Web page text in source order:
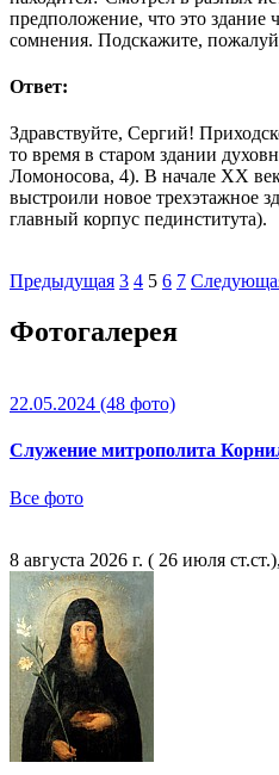
предположение, что это здание
сомнения. Подскажите,
Ответ:
Здравствуйте, Сергий!
то время в старом здании
Ломоносова, 4). В начале XX
выстроили новое трехэтажное
главный корпус пединститута).
Предыдущая 3 4 5 6 7
Фотогалерея
22.05.2024 (48 фото)
Служение митрополита
Все фото
8 августа 2026 г. ( 26 июля